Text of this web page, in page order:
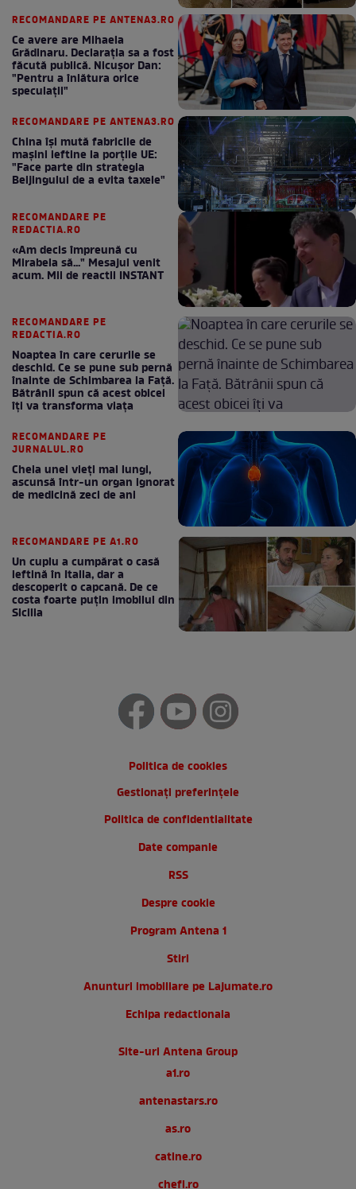
RECOMANDARE PE ANTENA3.RO
Ce avere are Mihaela
Grădinaru. Declarația sa a fost
făcută publică. Nicușor Dan:
"Pentru a înlătura orice
speculații"
RECOMANDARE PE ANTENA3.RO
China își mută fabricile de
mașini ieftine la porțile UE:
"Face parte din strategia
Beijingului de a evita taxele"
RECOMANDARE PE
REDACTIA.RO
«Am decis împreună cu
Mirabela să..." Mesajul venit
acum. Mii de reactii INSTANT
RECOMANDARE PE
REDACTIA.RO
Noaptea în care cerurile se
deschid. Ce se pune sub pernă
înainte de Schimbarea la Față.
Bătrânii spun că acest obicei
îți va transforma viața
RECOMANDARE PE
JURNALUL.RO
Cheia unei vieți mai lungi,
ascunsă într-un organ ignorat
de medicină zeci de ani
RECOMANDARE PE A1.RO
Un cuplu a cumpărat o casă
ieftină în Italia, dar a
descoperit o capcană. De ce
costa foarte puțin imobilul din
Sicilia
Politica de cookies
Gestionați preferințele
Politica de confidentialitate
Date companie
RSS
Despre cookie
Program Antena 1
Stiri
Anunturi imobiliare pe Lajumate.ro
Echipa redactionala
Site-uri Antena Group
a1.ro
antenastars.ro
as.ro
catine.ro
chefi.ro